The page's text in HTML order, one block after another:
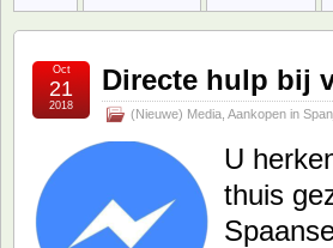
Directe hulp bij
(Nieuwe) Media Aankopen in
Oct
21
2018
U
thuis